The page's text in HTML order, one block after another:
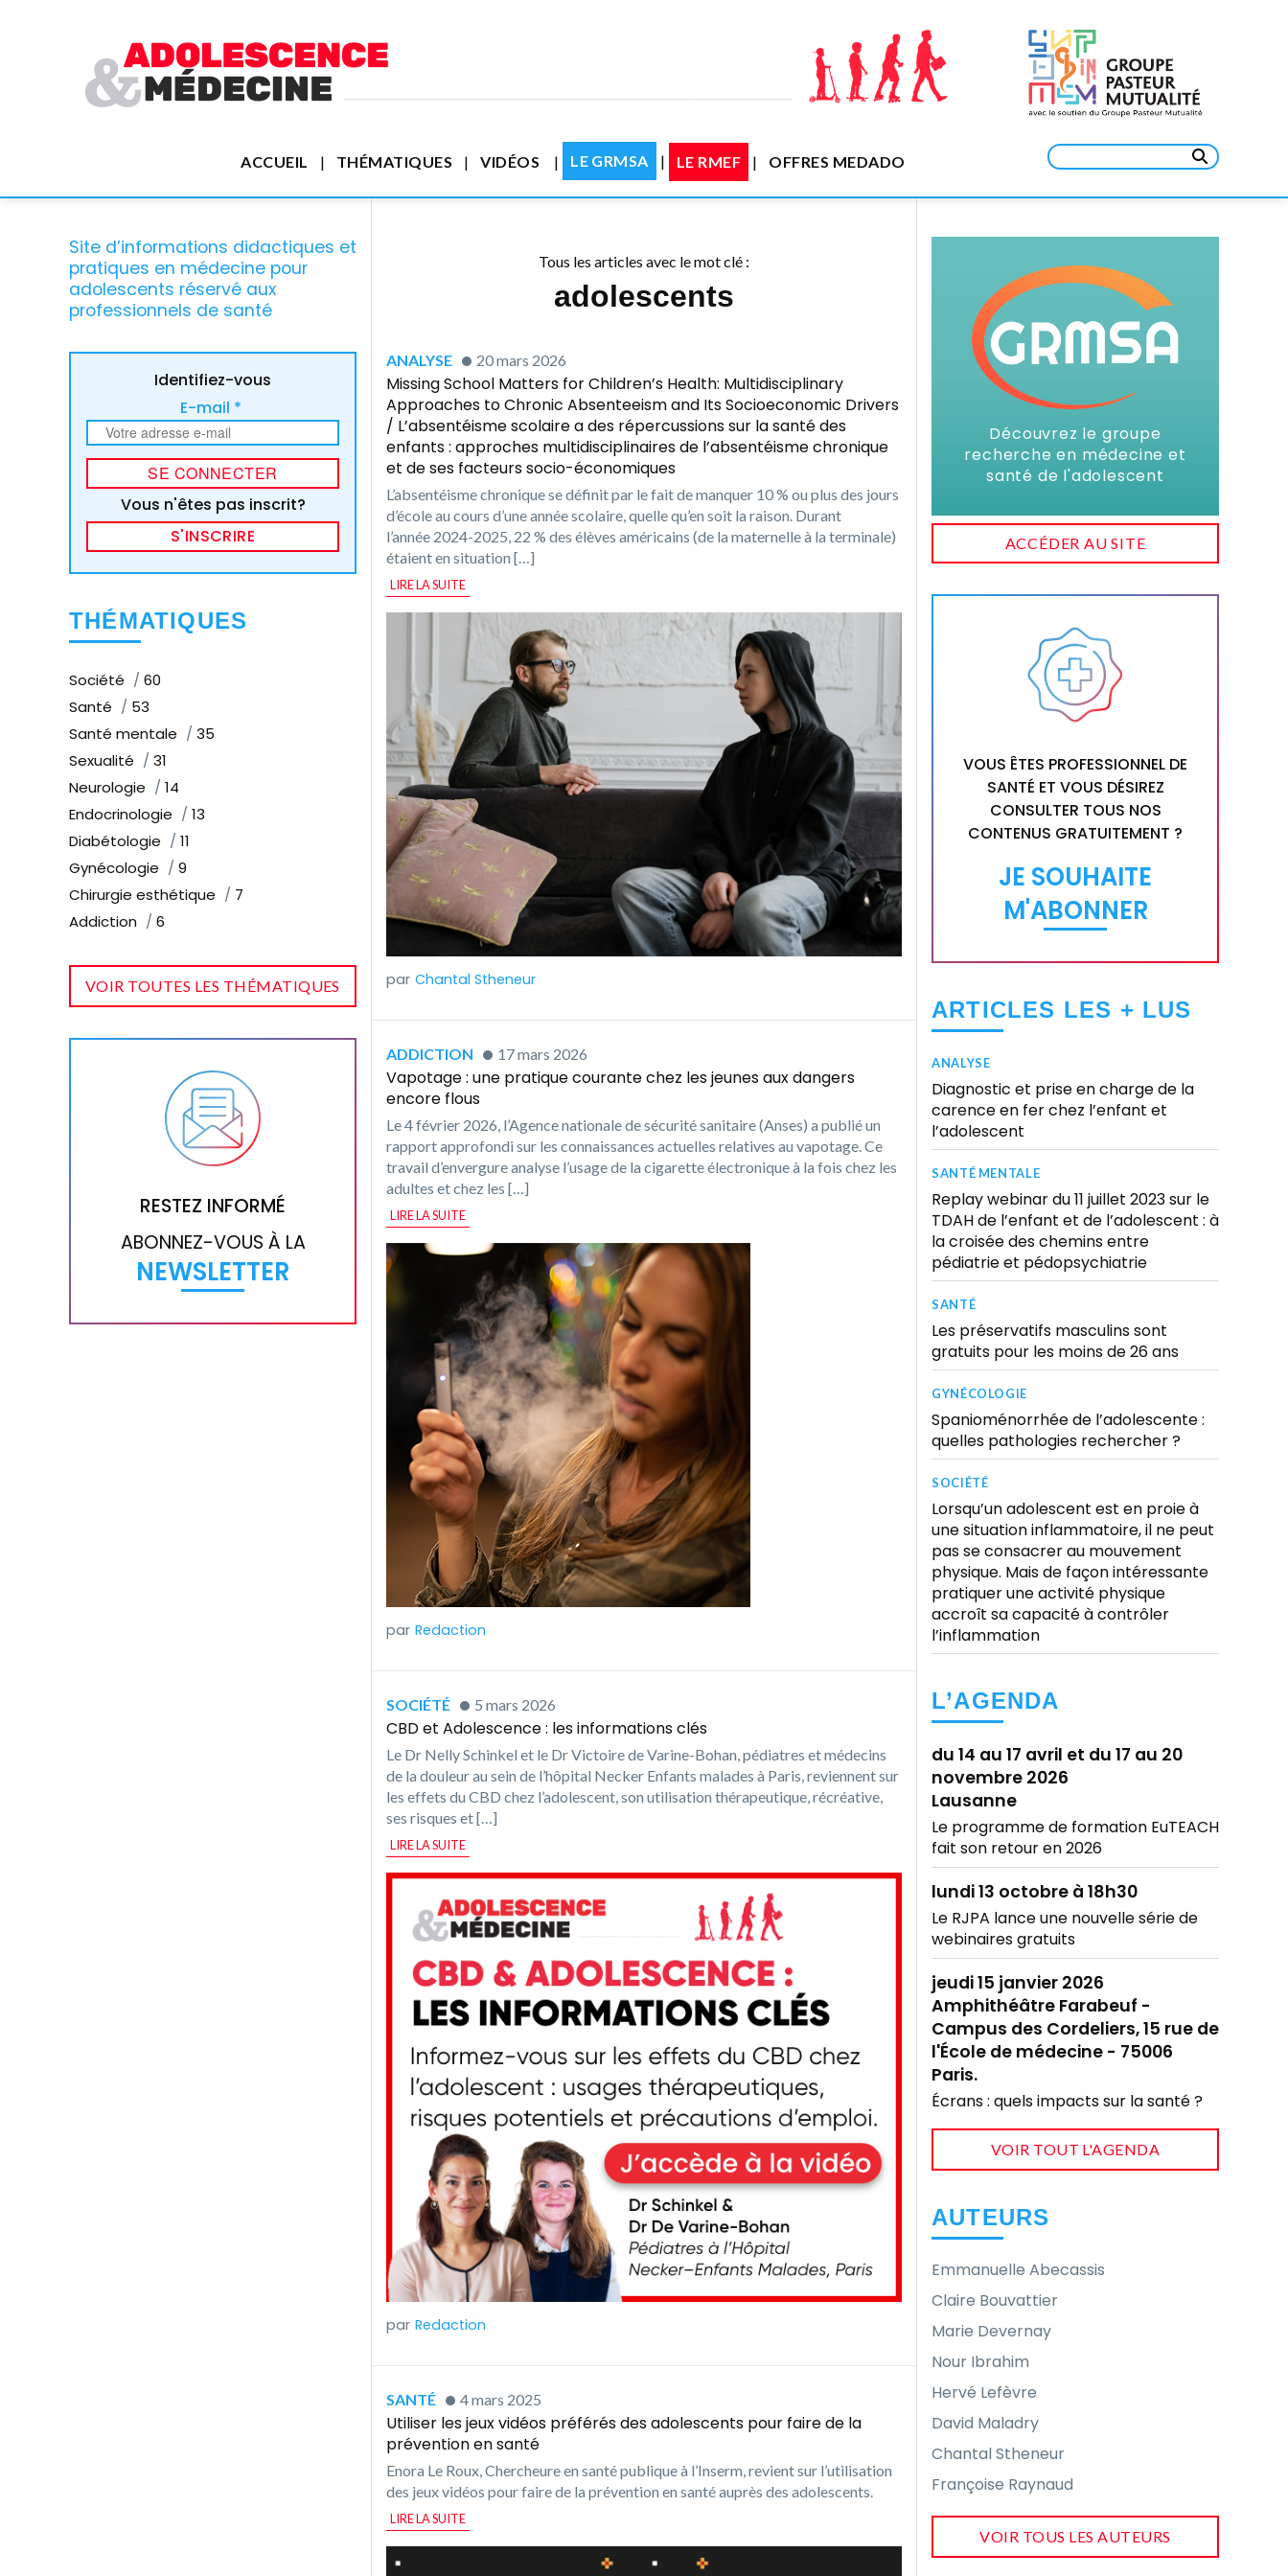
ACCUEIL THÉMATIQUES VIDÉOS LE GRMSA LE RMEF OFFRES MEDADO Rechercher :
Site d’informations didactiques et
pratiques en médecine pour
adolescents réservé aux
professionnels de santé
Identifiez-vous
E-mail *
Vous n'êtes pas inscrit?
S'INSCRIRE
THÉMATIQUES
Société
60
Santé
53
Santé mentale
35
Sexualité
31
Neurologie
14
Endocrinologie
13
Diabétologie
11
Gynécologie
9
Chirurgie esthétique
7
Addiction
6
VOIR TOUTES LES THÉMATIQUES
RESTEZ INFORMÉ
ABONNEZ-VOUS À LA
NEWSLETTER
Tous les articles avec le mot clé :
adolescents
ANALYSE 20 mars 2026
Missing School Matters for Children’s Health: Multidisciplinary
Approaches to Chronic Absenteeism and Its Socioeconomic Drivers
/ L’absentéisme scolaire a des répercussions sur la santé des
enfants : approches multidisciplinaires de l’absentéisme chronique
et de ses facteurs socio-économiques
L’absentéisme chronique se définit par le fait de manquer 10 % ou plus des jours
d’école au cours d’une année scolaire, quelle qu’en soit la raison. Durant
l’année 2024-2025, 22 % des élèves américains (de la maternelle à la terminale)
étaient en situation […]
LIRE LA SUITE
Chantal Stheneur
ADDICTION 17 mars 2026
Vapotage : une pratique courante chez les jeunes aux dangers
encore flous
Le 4 février 2026, l’Agence nationale de sécurité sanitaire (Anses) a publié un
rapport approfondi sur les connaissances actuelles relatives au vapotage. Ce
travail d’envergure analyse l’usage de la cigarette électronique à la fois chez les
adultes et chez les […]
LIRE LA SUITE
Redaction
SOCIÉTÉ 5 mars 2026
CBD et Adolescence : les informations clés
Le Dr Nelly Schinkel et le Dr Victoire de Varine-Bohan, pédiatres et médecins
de la douleur au sein de l’hôpital Necker Enfants malades à Paris, reviennent sur
les effets du CBD chez l’adolescent, son utilisation thérapeutique, récréative,
ses risques et […]
LIRE LA SUITE
Redaction
SANTÉ 4 mars 2025
Utiliser les jeux vidéos préférés des adolescents pour faire de la
prévention en santé
Enora Le Roux, Chercheure en santé publique à l’Inserm, revient sur l’utilisation
des jeux vidéos pour faire de la prévention en santé auprès des adolescents.
LIRE LA SUITE
Découvrez le groupe
recherche en médecine et
santé de l'adolescent
ACCÉDER AU SITE
VOUS ÊTES PROFESSIONNEL DE
SANTÉ ET VOUS DÉSIREZ
CONSULTER TOUS NOS
CONTENUS GRATUITEMENT ?
JE SOUHAITE
M'ABONNER
ARTICLES LES + LUS
ANALYSE
Diagnostic et prise en charge de la
carence en fer chez l’enfant et
l’adolescent
SANTÉ MENTALE
Replay webinar du 11 juillet 2023 sur le
TDAH de l’enfant et de l’adolescent : à
la croisée des chemins entre
pédiatrie et pédopsychiatrie
SANTÉ
Les préservatifs masculins sont
gratuits pour les moins de 26 ans
GYNÉCOLOGIE
Spanioménorrhée de l’adolescente :
quelles pathologies rechercher ?
SOCIÉTÉ
Lorsqu’un adolescent est en proie à
une situation inflammatoire, il ne peut
pas se consacrer au mouvement
physique. Mais de façon intéressante
pratiquer une activité physique
accroît sa capacité à contrôler
l’inflammation
L’AGENDA
du 14 au 17 avril et du 17 au 20
novembre 2026
Lausanne
Le programme de formation EuTEACH
fait son retour en 2026
lundi 13 octobre à 18h30
Le RJPA lance une nouvelle série de
webinaires gratuits
jeudi 15 janvier 2026
Amphithéâtre Farabeuf -
Campus des Cordeliers, 15 rue de
l'École de médecine - 75006
Paris.
Écrans : quels impacts sur la santé ?
VOIR TOUT L'AGENDA
AUTEURS
Emmanuelle Abecassis
Claire Bouvattier
Marie Devernay
Nour Ibrahim
Hervé Lefèvre
David Maladry
Chantal Stheneur
Françoise Raynaud
VOIR TOUS LES AUTEURS